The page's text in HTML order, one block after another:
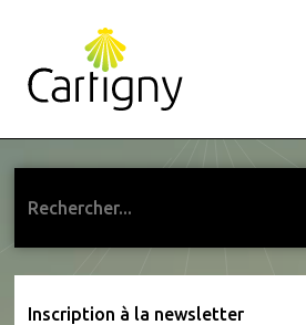
Inscription à la newsletter